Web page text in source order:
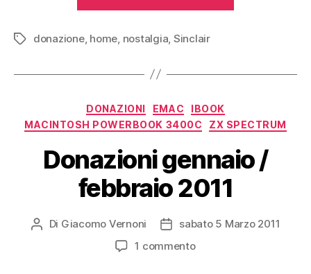
Tag donazione, home, nostalgia, Sinclair
Categorie
DONAZIONI EMAC
IBOOK
MACINTOSH POWERBOOK 3400C
ZX SPECTRUM
Donazioni gennaio /
febbraio 2011
Autore
Di Giacomo Vernoni
Data
dell'articolo
sabato 5 Marzo 2011
1 commentosu